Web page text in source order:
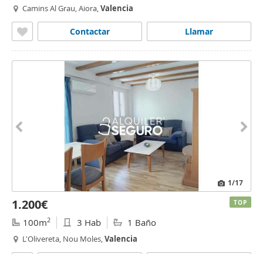
Camins Al Grau, Aiora,Valencia
Llamar
Contactar
1/17
1.200€
100m2 3 Hab 1 Baño
L'Olivereta, Nou Moles,Valencia
TOP